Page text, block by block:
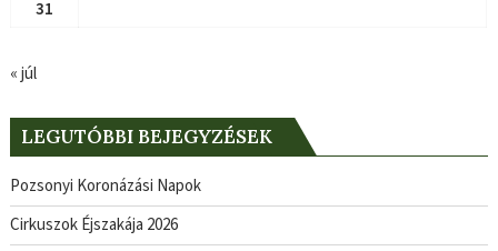
31
« júl
LEGUTÓBBI BEJEGYZÉSEK
Pozsonyi Koronázási Napok
Cirkuszok Éjszakája 2026